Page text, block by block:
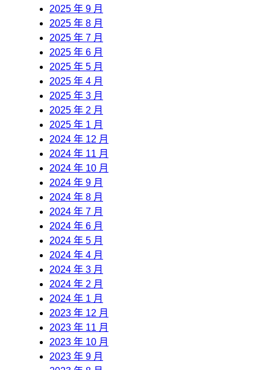
2025 年 9 月
2025 年 8 月
2025 年 7 月
2025 年 6 月
2025 年 5 月
2025 年 4 月
2025 年 3 月
2025 年 2 月
2025 年 1 月
2024 年 12 月
2024 年 11 月
2024 年 10 月
2024 年 9 月
2024 年 8 月
2024 年 7 月
2024 年 6 月
2024 年 5 月
2024 年 4 月
2024 年 3 月
2024 年 2 月
2024 年 1 月
2023 年 12 月
2023 年 11 月
2023 年 10 月
2023 年 9 月